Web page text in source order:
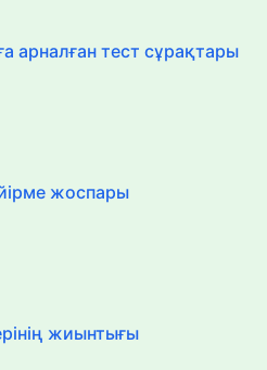
арналған тест сұрақтары
жоспары
жиынтығы